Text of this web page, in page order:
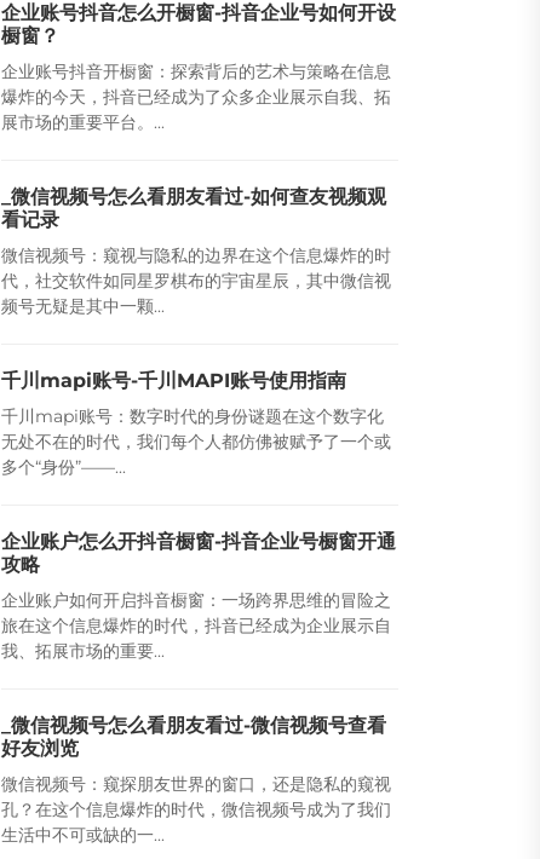
企业账号抖音怎么开橱窗-抖音企业号如何开设
橱窗？
企业账号抖音开橱窗：探索背后的艺术与策略在信息
爆炸的今天，抖音已经成为了众多企业展示自我、拓
展市场的重要平台。...
_微信视频号怎么看朋友看过-如何查友视频观
看记录
微信视频号：窥视与隐私的边界在这个信息爆炸的时
代，社交软件如同星罗棋布的宇宙星辰，其中微信视
频号无疑是其中一颗...
千川mapi账号-千川MAPI账号使用指南
千川mapi账号：数字时代的身份谜题在这个数字化
无处不在的时代，我们每个人都仿佛被赋予了一个或
多个“身份”——...
企业账户怎么开抖音橱窗-抖音企业号橱窗开通
攻略
企业账户如何开启抖音橱窗：一场跨界思维的冒险之
旅在这个信息爆炸的时代，抖音已经成为企业展示自
我、拓展市场的重要...
_微信视频号怎么看朋友看过-微信视频号查看
好友浏览
微信视频号：窥探朋友世界的窗口，还是隐私的窥视
孔？在这个信息爆炸的时代，微信视频号成为了我们
生活中不可或缺的一...